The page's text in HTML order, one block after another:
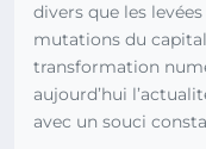
divers que les
mutations du
transformation
aujourd’hui
avec un souci